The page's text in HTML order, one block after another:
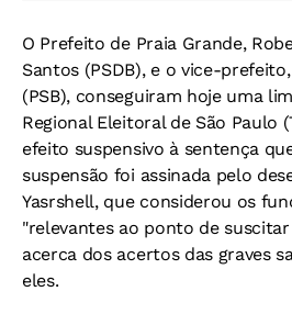
O Prefeito de Praia Grande,
Santos (PSDB), e o vice-
(PSB), conseguiram hoje uma
Regional Eleitoral de São Paulo
efeito suspensivo à sentença
suspensão foi assinada pelo
Yasrshell, que considerou os
"relevantes ao ponto de
acerca dos acertos das graves
eles.